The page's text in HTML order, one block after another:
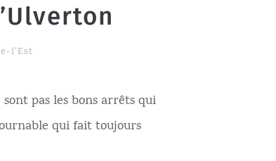
l'Est
sont pas les bons arrêts qui
qui fait toujours